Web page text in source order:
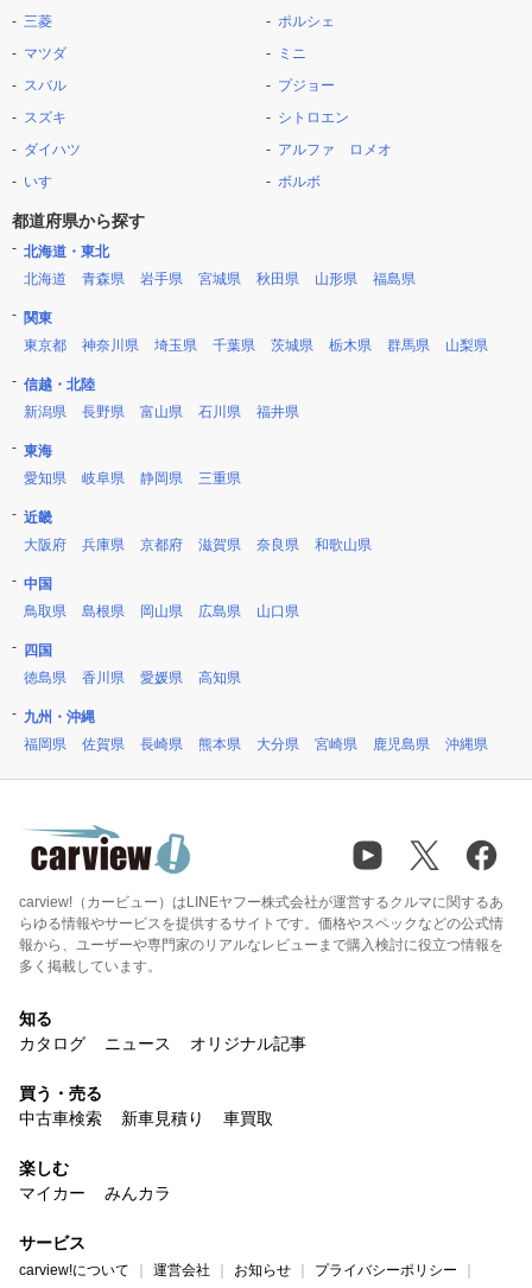
三菱
マツダ
スバル
スズキ
ダイハツ
いすゞ
ポルシェ
ミニ
プジョー
シトロエン
アルファ ロメオ
ボルボ
都道府県から探す
北海道・東北
北海道
青森県 岩手県 宮城県 秋田県 山形県 福島県
関東
東京都
神奈川県 埼玉県 千葉県 茨城県 栃木県 群馬県 山梨県
信越・北陸
新潟県
長野県 富山県 石川県 福井県
東海
愛知県
岐阜県 静岡県 三重県
近畿
大阪府
兵庫県 京都府 滋賀県 奈良県 和歌山県
中国
鳥取県
島根県 岡山県 広島県 山口県
四国
徳島県
香川県 愛媛県 高知県
九州・沖縄
福岡県
佐賀県 長崎県 熊本県 大分県 宮崎県 鹿児島県 沖縄県
carview!（カービュー）はLINEヤフー株式会社が運営するクルマに関するあ
らゆる情報やサービスを提供するサイトです。価格やスペックなどの公式情
報から、ユーザーや専門家のリアルなレビューまで購入検討に役立つ情報を
多く掲載しています。
知る
カタログ
ニュース オリジナル記事
買う・売る
中古車検索
新車見積り 車買取
楽しむ
マイカー
みんカラ
サービス
carview!について 運営会社 お知らせ プライバシーポリシー